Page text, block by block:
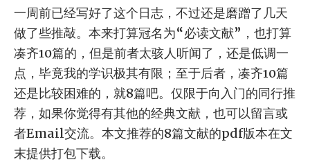
一周前已经写好了这个日志，不过还是磨蹭了几天
做了些推敲。本来打算冠名为“必读文献”，也打算
凑齐10篇的，但是前者太骇人听闻了，还是低调一
点，毕竟我的学识极其有限；至于后者，凑齐10篇
还是比较困难的，就8篇吧。仅限于向入门的同行推
荐，如果你觉得有其他的经典文献，也可以留言或
者Email交流。本文推荐的8篇文献的pdf版本在文
末提供打包下载。